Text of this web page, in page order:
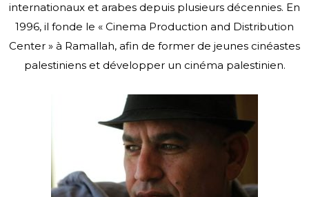
internationaux et arabes depuis plusieurs décennies. En
1996, il fonde le « Cinema Production and Distribution
Center » à Ramallah, afin de former de jeunes cinéastes
palestiniens et développer un cinéma palestinien.